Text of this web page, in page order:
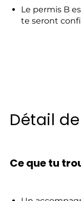
Le permis B
te seront
Détail
Ce que tu